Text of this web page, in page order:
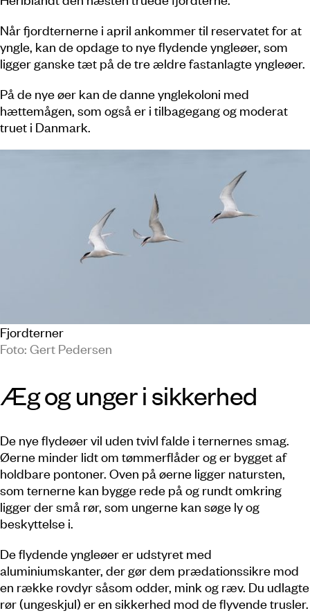
Når fjordternerne i april ankommer til reservatet for at
yngle, kan de opdage to nye flydende yngleøer, som
ligger ganske tæt på de tre ældre fastanlagte yngleøer.
På de nye øer kan de danne ynglekoloni med
hættemågen, som også er i tilbagegang og moderat
truet i Danmark.
Fjordterner
Foto: Gert Pedersen
Æg og unger i sikkerhed
De nye flydeøer vil uden tvivl falde i ternernes smag.
Øerne minder lidt om tømmerflåder og er bygget af
holdbare pontoner. Oven på øerne ligger natursten,
som ternerne kan bygge rede på og rundt omkring
ligger der små rør, som ungerne kan søge ly og
beskyttelse i.
De flydende yngleøer er udstyret med
aluminiumskanter, der gør dem prædationssikre mod
en række rovdyr såsom odder, mink og ræv. Du udlagte
rør (ungeskjul) er en sikkerhed mod de flyvende trusler.